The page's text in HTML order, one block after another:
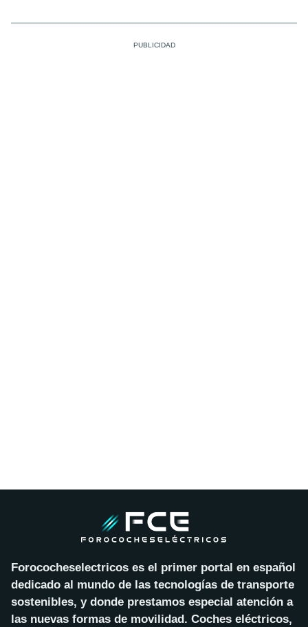
Forococheselectricos es el primer portal en español
dedicado al mundo de las tecnologías de transporte
sostenibles, y donde prestamos especial atención a
las nuevas formas de movilidad. Coches eléctricos,